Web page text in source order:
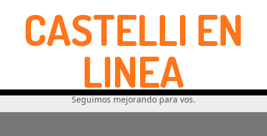
CASTELLI EN
LINEA
Seguimos mejorando para vos.